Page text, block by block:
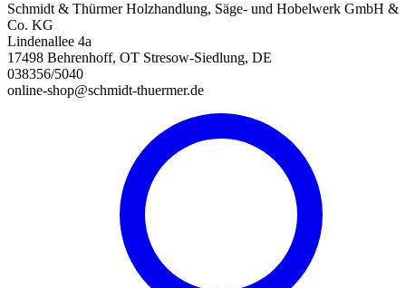
Schmidt & Thürmer Holzhandlung, Säge- und Hobelwerk GmbH &
Co. KG
Lindenallee 4a
17498 Behrenhoff, OT Stresow-Siedlung, DE
038356/5040
online-shop@schmidt-thuermer.de